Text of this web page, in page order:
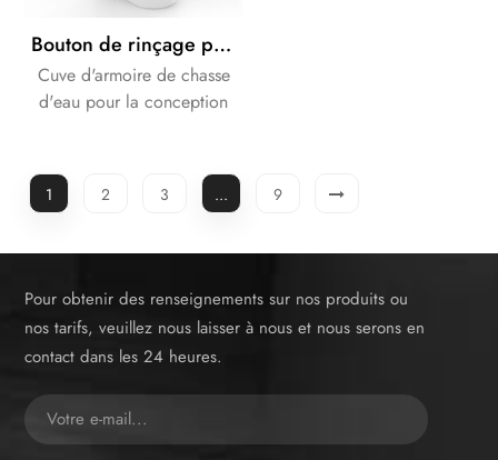
Bouton de rinçage pneumatique de Chrome de couleur blanche de citernes de Cabinet en verre
Cuve d'armoire de chasse
d'eau pour la conception
le blanc ou le noir.
1 2 3 ... 9
Pour obtenir des renseignements sur nos produits ou
nos tarifs, veuillez nous laisser à nous et nous serons en
contact dans les 24 heures.